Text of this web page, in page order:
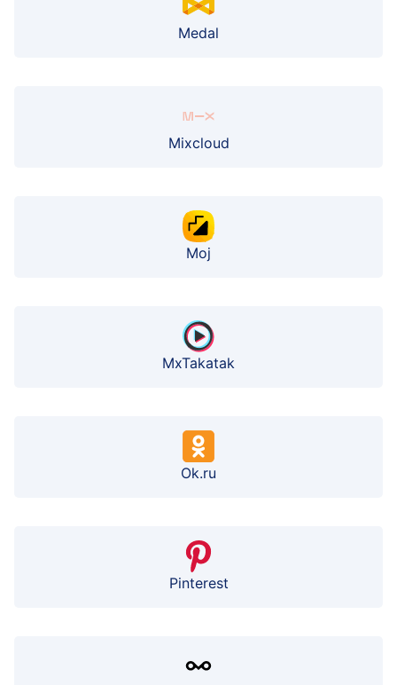
Medal
Mixcloud
Moj
MxTakatak
Ok.ru
Pinterest